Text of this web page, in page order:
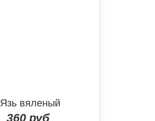
Язь вяленый
360 руб